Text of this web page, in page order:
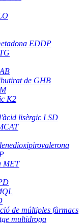
EDDP
de GHB
K2
lisèrgic LSD
MET
de múltiples fàrmacs
multidroga